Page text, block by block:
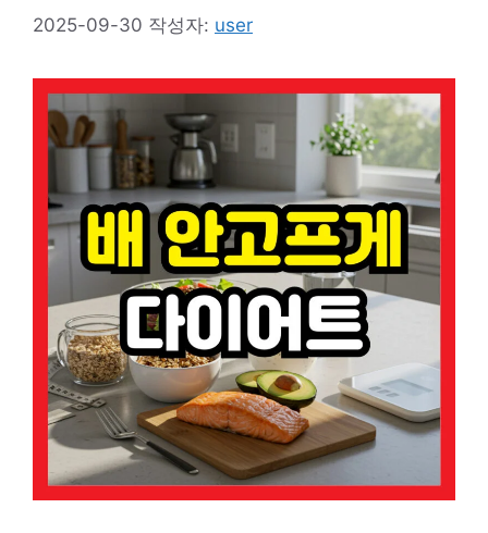
2025-09-30 작성자: user